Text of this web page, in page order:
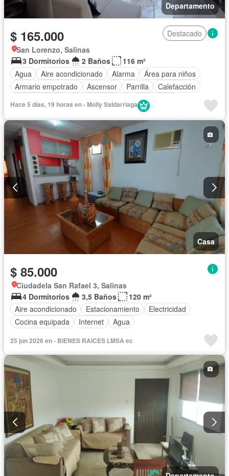
Departamento
$ 165.000
Destacado
San Lorenzo, Salinas
3 Dormitorios
2 Baños
116 m²
Agua
Aire acondicionado Alarma
Área para niños
Armario empotrado
Ascensor Parrilla
Calefacción
Electricidad
Garita de guardianía
Jacuzzi
Jardín
Patio Piscina Conserje
Seguridad
Vista panorámica
Wifi Completamente amoblado
Hace 5 días, 19 horas en - Molly Saldarriaga
Casa
$ 85.000
Ciudadela San Rafael 3, Salinas
4 Dormitorios
3,5 Baños
120 m²
Aire acondicionado
Estacionamiento
Electricidad
Cocina equipada
Internet Agua
25 jun 2026 en - BIENES RAICES LMSA ec